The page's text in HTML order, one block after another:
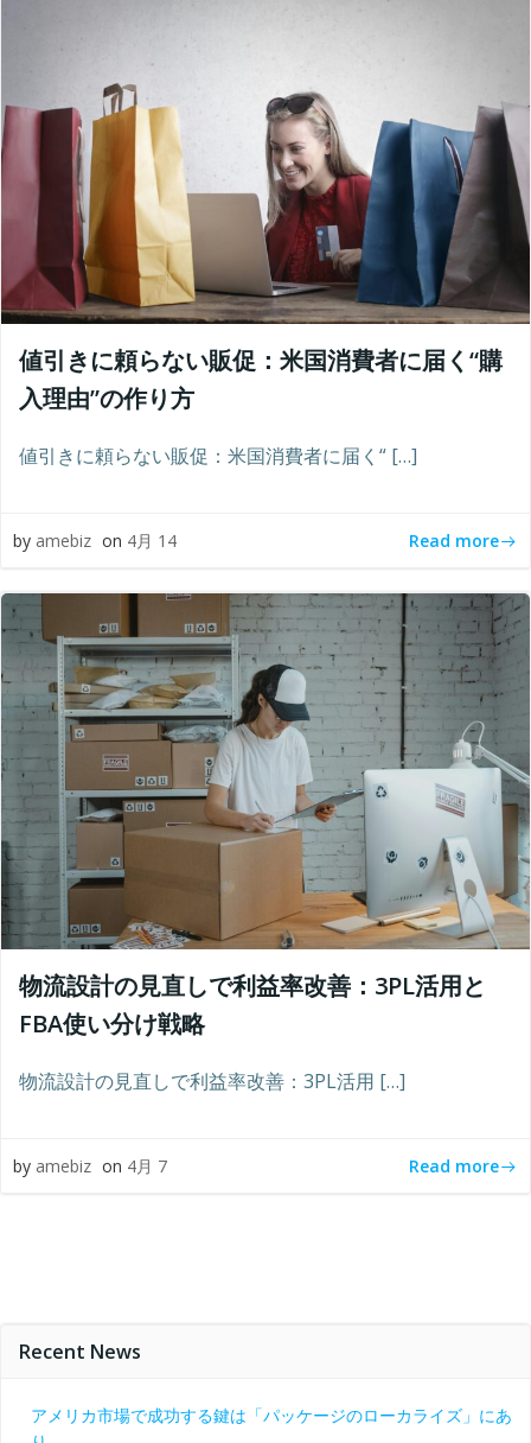
値引きに頼らない販促：米国消費者に届く“購
入理由”の作り方
値引きに頼らない販促：米国消費者に届く“ […]
by amebiz on 4月 14 Read more
物流設計の見直しで利益率改善：3PL活用と
FBA使い分け戦略
物流設計の見直しで利益率改善：3PL活用 […]
by amebiz on 4月 7 Read more
Recent News
アメリカ市場で成功する鍵は「パッケージのローカライズ」にあ